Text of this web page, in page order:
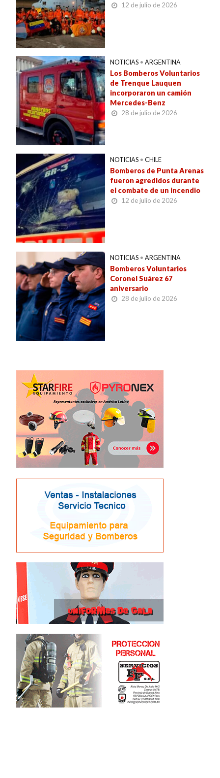
12 de julio de 2026
NOTICIAS • ARGENTINA
Los Bomberos Voluntarios
de Trenque Lauquen
incorporaron un camión
Mercedes-Benz
28 de julio de 2026
NOTICIAS • CHILE
Bomberos de Punta Arenas
fueron agredidos durante
el combate de un incendio
12 de julio de 2026
NOTICIAS • ARGENTINA
Bomberos Voluntarios
Coronel Suárez 67
aniversario
28 de julio de 2026